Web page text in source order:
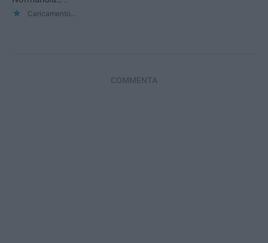
Caricamento...
COMMENTA